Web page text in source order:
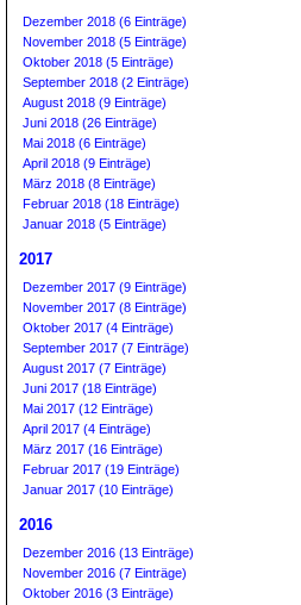
Dezember 2018 (6 Einträge)
November 2018 (5 Einträge)
Oktober 2018 (5 Einträge)
September 2018 (2 Einträge)
August 2018 (9 Einträge)
Juni 2018 (26 Einträge)
Mai 2018 (6 Einträge)
April 2018 (9 Einträge)
März 2018 (8 Einträge)
Februar 2018 (18 Einträge)
Januar 2018 (5 Einträge)
2017
Dezember 2017 (9 Einträge)
November 2017 (8 Einträge)
Oktober 2017 (4 Einträge)
September 2017 (7 Einträge)
August 2017 (7 Einträge)
Juni 2017 (18 Einträge)
Mai 2017 (12 Einträge)
April 2017 (4 Einträge)
März 2017 (16 Einträge)
Februar 2017 (19 Einträge)
Januar 2017 (10 Einträge)
2016
Dezember 2016 (13 Einträge)
November 2016 (7 Einträge)
Oktober 2016 (3 Einträge)